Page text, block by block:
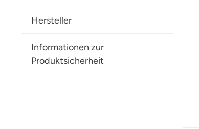
Hersteller
Informationen zur
Produktsicherheit